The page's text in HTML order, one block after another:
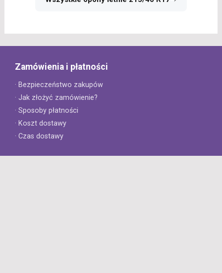
Zamówienia i płatności
· Bezpieczeństwo zakupów
· Jak złożyć zamówienie?
· Sposoby płatności
· Koszt dostawy
· Czas dostawy